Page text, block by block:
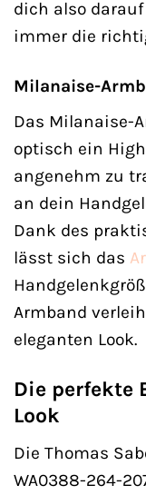
dich also
immer die
Milanaise-
Das Milanaise-
optisch ein
angenehm zu
an dein
Dank des
lässt sich das
Armband
eleganten Look.
Die perfekte
Look
Die Thomas
WA0388-264-